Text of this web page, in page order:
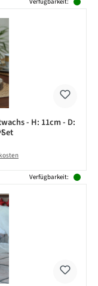
- H: 11cm - D:
Verfügbarkeit: